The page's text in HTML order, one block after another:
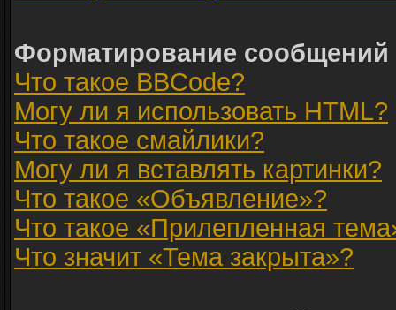
Форматирование
Что такое BBCode?
Могу ли я использовать HTML?
Что такое смайлики?
Могу ли я вставлять картинки?
Что такое «Объявление»?
Что такое «Прилепленная
Что значит «Тема закрыта»?